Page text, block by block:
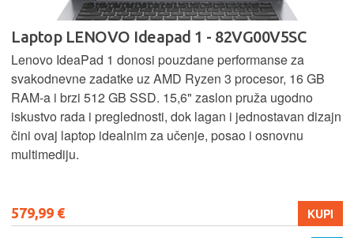
Laptop LENOVO Ideapad 1 - 82VG00V5SC
Lenovo IdeaPad 1 donosi pouzdane performanse za
svakodnevne zadatke uz AMD Ryzen 3 procesor, 16 GB
RAM-a i brzi 512 GB SSD. 15,6" zaslon pruža ugodno
iskustvo rada i preglednosti, dok lagan i jednostavan dizajn
čini ovaj laptop idealnim za učenje, posao i osnovnu
multimediju.
579,99 € KUPI